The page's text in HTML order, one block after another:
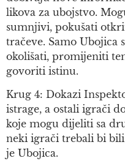
likova za ubojstvo.
sumnjivi, pokušati
tračeve. Samo Ubojica
okolišati, promijeniti
govoriti istinu.
Krug 4: Dokazi
istrage, a ostali igrači
koje mogu dijeliti sa
neki igrači trebali bi
je Ubojica.